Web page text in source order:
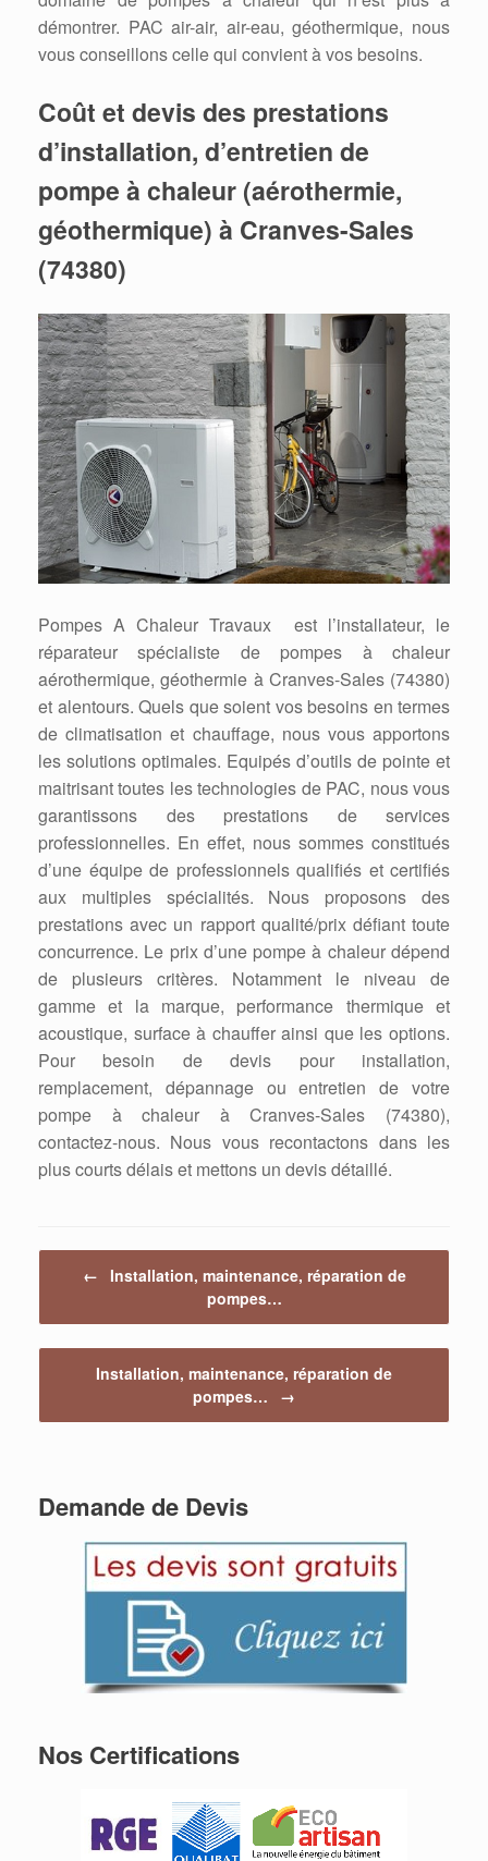
démontrer. PAC air-air, air-eau, géothermique, nous
vous conseillons celle qui convient à vos besoins.
Coût et devis des prestations
d’installation, d’entretien de
pompe à chaleur (aérothermie,
géothermique) à Cranves-Sales
(74380)
Pompes A Chaleur Travaux est l’installateur, le
réparateur spécialiste de pompes à chaleur
aérothermique, géothermie à Cranves-Sales (74380)
et alentours. Quels que soient vos besoins en termes
de climatisation et chauffage, nous vous apportons
les solutions optimales. Equipés d’outils de pointe et
maitrisant toutes les technologies de PAC, nous vous
garantissons des prestations de services
professionnelles. En effet, nous sommes constitués
d’une équipe de professionnels qualifiés et certifiés
aux multiples spécialités. Nous proposons des
prestations avec un rapport qualité/prix défiant toute
concurrence. Le prix d’une pompe à chaleur dépend
de plusieurs critères. Notamment le niveau de
gamme et la marque, performance thermique et
acoustique, surface à chauffer ainsi que les options.
Pour besoin de devis pour installation,
remplacement, dépannage ou entretien de votre
pompe à chaleur à Cranves-Sales (74380),
contactez-nous. Nous vous recontactons dans les
plus courts délais et mettons un devis détaillé.
←
Installation, maintenance, réparation de
pompes…
Installation, maintenance, réparation de
pompes…
→
Demande de Devis
Nos Certifications